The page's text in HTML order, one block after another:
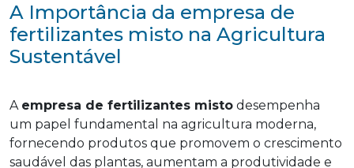
A Importância da empresa de
fertilizantes misto na Agricultura
Sustentável
A empresa de fertilizantes misto desempenha
um papel fundamental na agricultura moderna,
fornecendo produtos que promovem o crescimento
saudável das plantas, aumentam a produtividade e